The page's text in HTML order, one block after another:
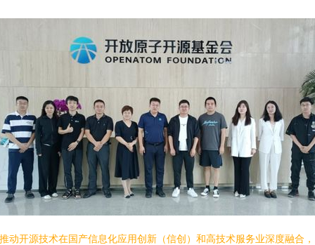
动开源技术在国产信息化应用创新（信创）和高技术服务业深度融合，